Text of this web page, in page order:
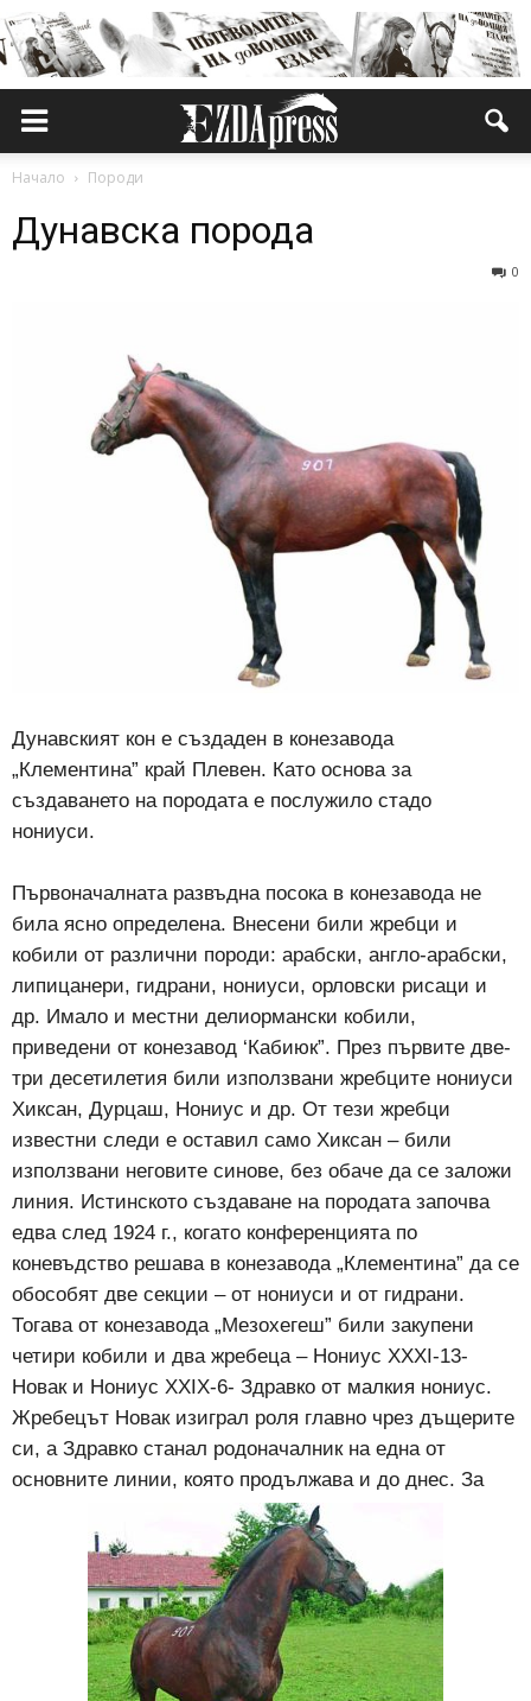
Начало Породи
Дунавска порода
0
Дунавският кон е създаден в конезавода
„Клементина” край Плевен. Като основа за
създаването на породата е послужило стадо
нониуси.
Първоначалната развъдна посока в конезавода не
била ясно определена. Внесени били жребци и
кобили от различни породи: арабски, англо-арабски,
липицанери, гидрани, нониуси, орловски рисаци и
др. Имало и местни делиормански кобили,
приведени от конезавод ‘Кабиюк”. През първите две-
три десетилетия били използвани жребците нониуси
Хиксан, Дурцаш, Нониус и др. От тези жребци
известни следи е оставил само Хиксан – били
използвани неговите синове, без обаче да се заложи
линия. Истинското създаване на породата започва
едва след 1924 г., когато конференцията по
коневъдство решава в конезавода „Клементина” да се
обособят две секции – от нониуси и от гидрани.
Тогава от конезавода „Мезохегеш” били закупени
четири кобили и два жребеца – Нониус XXXI-13-
Новак и Нониус XXIX-6- Здравко от малкия нониус.
Жребецът Новак изиграл роля главно чрез дъщерите
си, а Здравко станал родоначалник на една от
основните линии, която продължава и до днес. За